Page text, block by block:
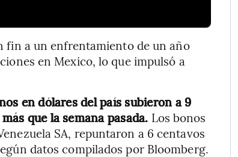
fin a un enfrentamiento de un año
en Mexico, lo que impulsó a
en dólares del país subieron a 9
que la semana pasada. Los bonos
SA, repuntaron a 6 centavos
datos compilados por Bloomberg.